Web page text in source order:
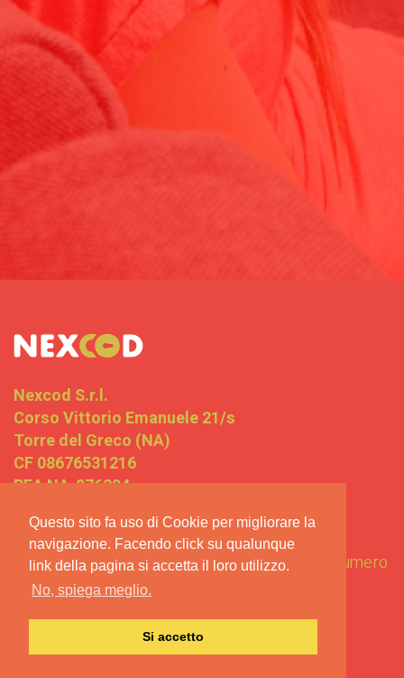
Questo sito fa uso di Cookie per migliorare la
navigazione. Facendo click su qualunque
link della pagina si accetta il loro utilizzo.
No, spiega meglio.
Si accetto
Nexcod S.r.l.
Corso Vittorio Emanuele 21/s
Torre del Greco (NA)
CF 08676531216
REA NA-976304
Autorizzazione Istituto pagamento elettronico numero
16568J
Termini e condizioni
Privacy